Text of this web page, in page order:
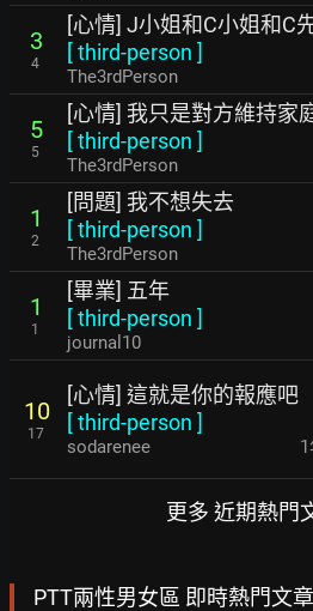
3
4
[心情] J小姐和C小姐和C
[third-person ]
The3rdPerson
5
5
[心情] 我只是對方維持家
[third-person ]
The3rdPerson
1
2
[問題] 我不想失去
[third-person ]
The3rdPerson
1
1
[畢業] 五年
[third-person ]
journal10
10
17
[心情] 這就是你的報應吧
[third-person ]
sodarenee
更多 近期熱門
PTT兩性男女區 即時熱門文章